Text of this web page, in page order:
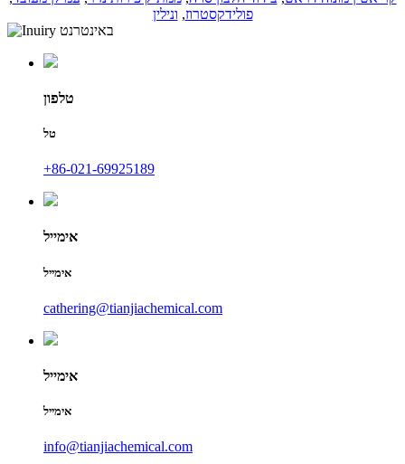
פולידקסטרוז, ונילין
טלפון
טל
+86-021-69925189
אימייל
אימייל
cathering@tianjiachemical.com
אימייל
אימייל
info@tianjiachemical.com